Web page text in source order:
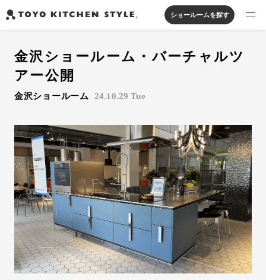
オープンキッチン
製品を探す
システムキッチン
実例から探す
ジャーナルを読む
オンラインストア
お知らせ
カタログを見る
よくあるご質問
ショールームを探す
金沢ショールーム・バーチャルツ
アー公開
金沢ショールーム 24.10.29 Tue